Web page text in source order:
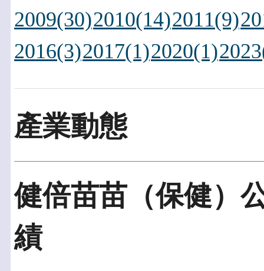
2009(30)2010(14)2011(9)
2016(3)2017(1)2020(1)
產業動態
健倍苗苗（保健）
績